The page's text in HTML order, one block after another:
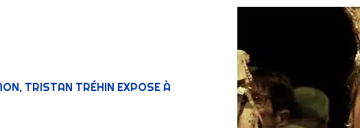
TRISTAN TRÉHIN EXPOSE À